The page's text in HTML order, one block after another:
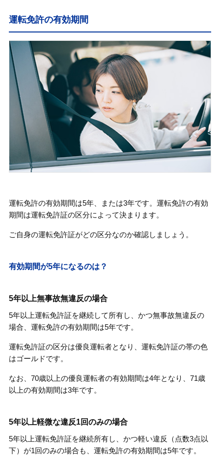
運転免許の有効期間
運転免許の有効期間は5年、または3年です。運転免許の有効
期間は運転免許証の区分によって決まります。
ご自身の運転免許証がどの区分なのか確認しましょう。
有効期間が5年になるのは？
5年以上無事故無違反の場合
5年以上運転免許証を継続して所有し、かつ無事故無違反の
場合、運転免許の有効期間は5年です。
運転免許証の区分は優良運転者となり、運転免許証の帯の色
はゴールドです。
なお、70歳以上の優良運転者の有効期間は4年となり、71歳
以上の有効期間は3年です。
5年以上軽微な違反1回のみの場合
5年以上運転免許証を継続所有し、かつ軽い違反（点数3点以
下）が1回のみの場合も、運転免許の有効期間は5年です。